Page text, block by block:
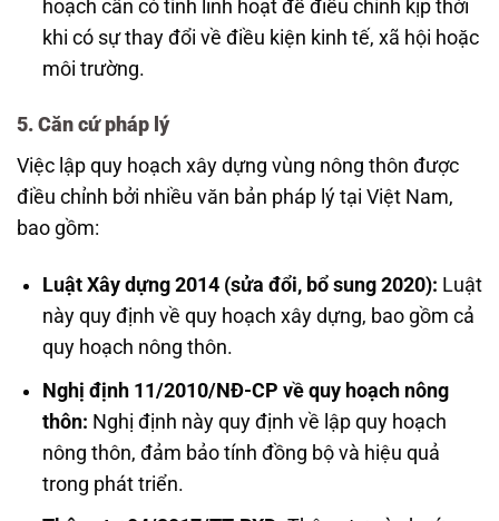
hoạch cần có tính linh hoạt để điều chỉnh kịp thời
khi có sự thay đổi về điều kiện kinh tế, xã hội hoặc
môi trường.
5. Căn cứ pháp lý
Việc lập quy hoạch xây dựng vùng nông thôn được
điều chỉnh bởi nhiều văn bản pháp lý tại Việt Nam,
bao gồm:
Luật Xây dựng 2014 (sửa đổi, bổ sung 2020): Luật
này quy định về quy hoạch xây dựng, bao gồm cả
quy hoạch nông thôn.
Nghị định 11/2010/NĐ-CP về quy hoạch nông
thôn: Nghị định này quy định về lập quy hoạch
nông thôn, đảm bảo tính đồng bộ và hiệu quả
trong phát triển.